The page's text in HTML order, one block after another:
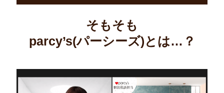
そもそも
parcy’s(パーシーズ)とは…？